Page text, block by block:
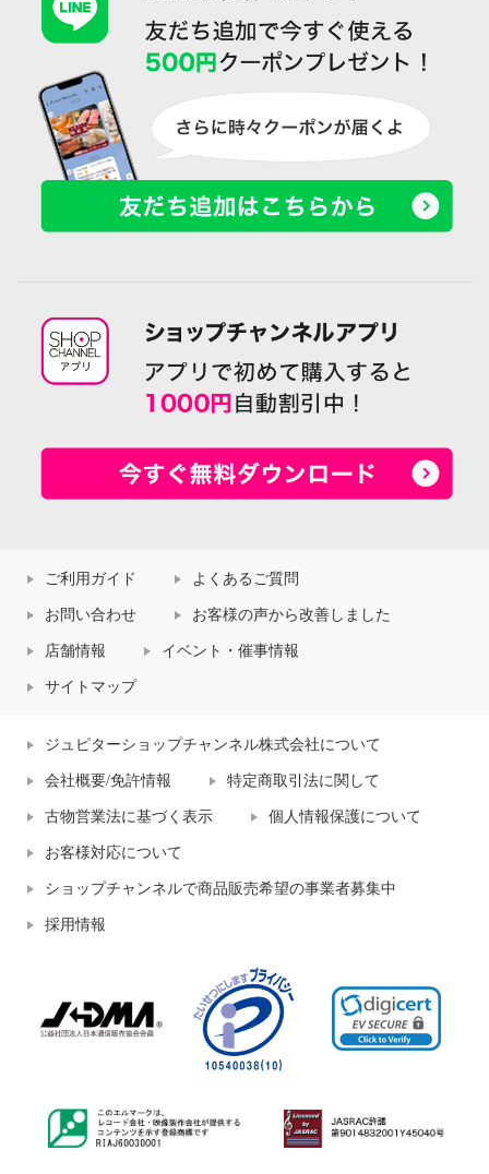
ご利用ガイド よくあるご質問
お問い合わせ お客様の声から改善しました
店舗情報 イベント・催事情報
サイトマップ
ジュピターショップチャンネル株式会社について
会社概要/免許情報 特定商取引法に関して
古物営業法に基づく表示 個人情報保護について
お客様対応について
ショップチャンネルで商品販売希望の事業者募集中
採用情報